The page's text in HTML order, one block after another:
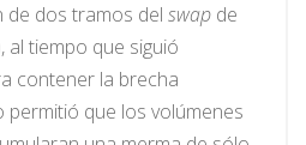
de dos tramos del swap de
al tiempo que siguió
contener la brecha
permitió que los volúmenes